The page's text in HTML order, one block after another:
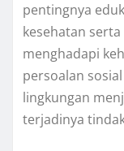
pentingnya
kesehatan
menghadapi
persoalan
lingkungan
terjadinya